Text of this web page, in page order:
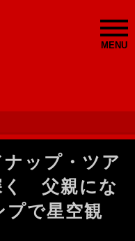
MENU
ップ・ツア
く 父親にな
プで星空観